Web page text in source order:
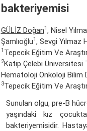
bakteriyemisi
GÜLİZ Doğan1 , Nisel
Şamlıoğlu1 , Sevgi Yılmaz
1 Tepecik Eğitim Ve
2Katip Çelebi Üniversitesi
Hematoloji Onkoloji Bilim
3Tepecik Eğitim Ve
Sunulan olgu, pre-B
yaşındaki kız
bakteriyemisidir.